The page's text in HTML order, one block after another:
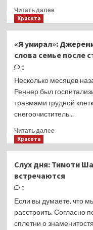
Читать далееПрочитать
Венсан
Кассель
Кунаки
расстались
Красота
«Я умирал»:
слова семье после
0
Несколько месяцев
Реннер был
травмами грудной
снегоочиститель...
Читать далееПрочитать
умирал»:
Джереми
последние
слова
семье
Красота
Слух дня: Тимоти
встречаются
0
Если вы думаете, что
расстроить. Согласно
сплетни о